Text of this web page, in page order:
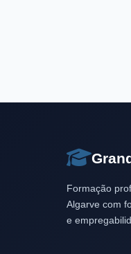
Formação
Algarve com
e